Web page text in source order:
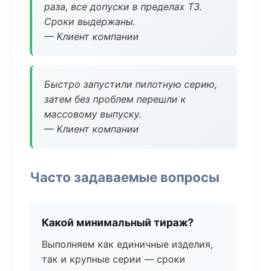
раза, все допуски в пределах ТЗ.
Сроки выдержаны.
— Клиент компании
Быстро запустили пилотную серию,
затем без проблем перешли к
массовому выпуску.
— Клиент компании
Часто задаваемые вопросы
Какой минимальный тираж?
Выполняем как единичные изделия,
так и крупные серии — сроки